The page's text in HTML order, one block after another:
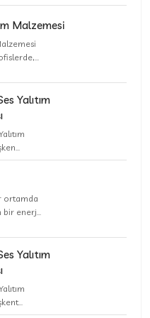
Malzemesi
Yalıtım
ortamda
enerj...
Yalıtım